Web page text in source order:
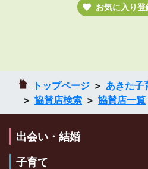
お気に入り登
トップページ
あきた子
協賛店検索
協賛店一覧
出会い・結婚
子育て